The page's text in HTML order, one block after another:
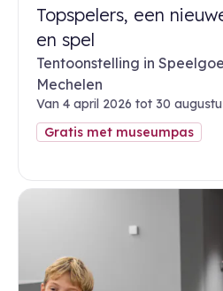
Topspelers, een
en spel
Tentoonstelling in
Mechelen
Van 4 april 2026 tot 30
Gratis met museumpas